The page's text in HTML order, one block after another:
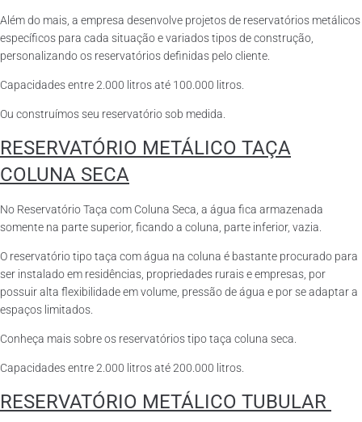
Além do mais, a empresa desenvolve projetos de reservatórios metálicos
específicos para cada situação e variados tipos de construção,
personalizando os reservatórios definidas pelo cliente.
Capacidades entre 2.000 litros até 100.000 litros.
Ou construímos seu reservatório sob medida.
RESERVATÓRIO METÁLICO TAÇA
COLUNA SECA
No Reservatório Taça com Coluna Seca, a água fica armazenada
somente na parte superior, ficando a coluna, parte inferior, vazia.
O reservatório tipo taça com água na coluna é bastante procurado para
ser instalado em residências, propriedades rurais e empresas, por
possuir alta flexibilidade em volume, pressão de água e por se adaptar a
espaços limitados.
Conheça mais sobre os reservatórios tipo taça coluna seca.
Capacidades entre 2.000 litros até 200.000 litros.
RESERVATÓRIO METÁLICO TUBULAR